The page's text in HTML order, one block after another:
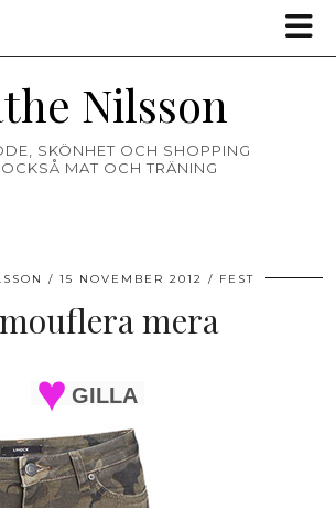
Nilsson
SKÖNHET OCH SHOPPING
MAT OCH TRÄNING
15 NOVEMBER 2012 FEST
mera
GILLA